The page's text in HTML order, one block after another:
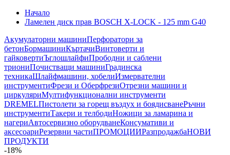
Начало
Ламелен диск прав BOSCH X-LOCK - 125 mm G40
Акумулаторни машиниПерфоратори за
бетонБормашиниКъртачиВинтоверти и
гайковертиЪглошлайфиПрободни и саблени
триониПочистващи машиниГрадинска
техникаШлайфмашини, хобелиИзмервателни
инструментиФрези и ОберфрезиОтрезни машини и
циркуляриМултифункционални инструменти
DREMELПистолети за горещ въздух и боядисванеРъчни
инструментиТакери и телбодиНожици за ламарина и
нагериАвтосервизно оборудванеКонсумативи и
аксесоариРезервни частиПРОМОЦИИРазпродажбаНОВИ
ПРОДУКТИ
-18%